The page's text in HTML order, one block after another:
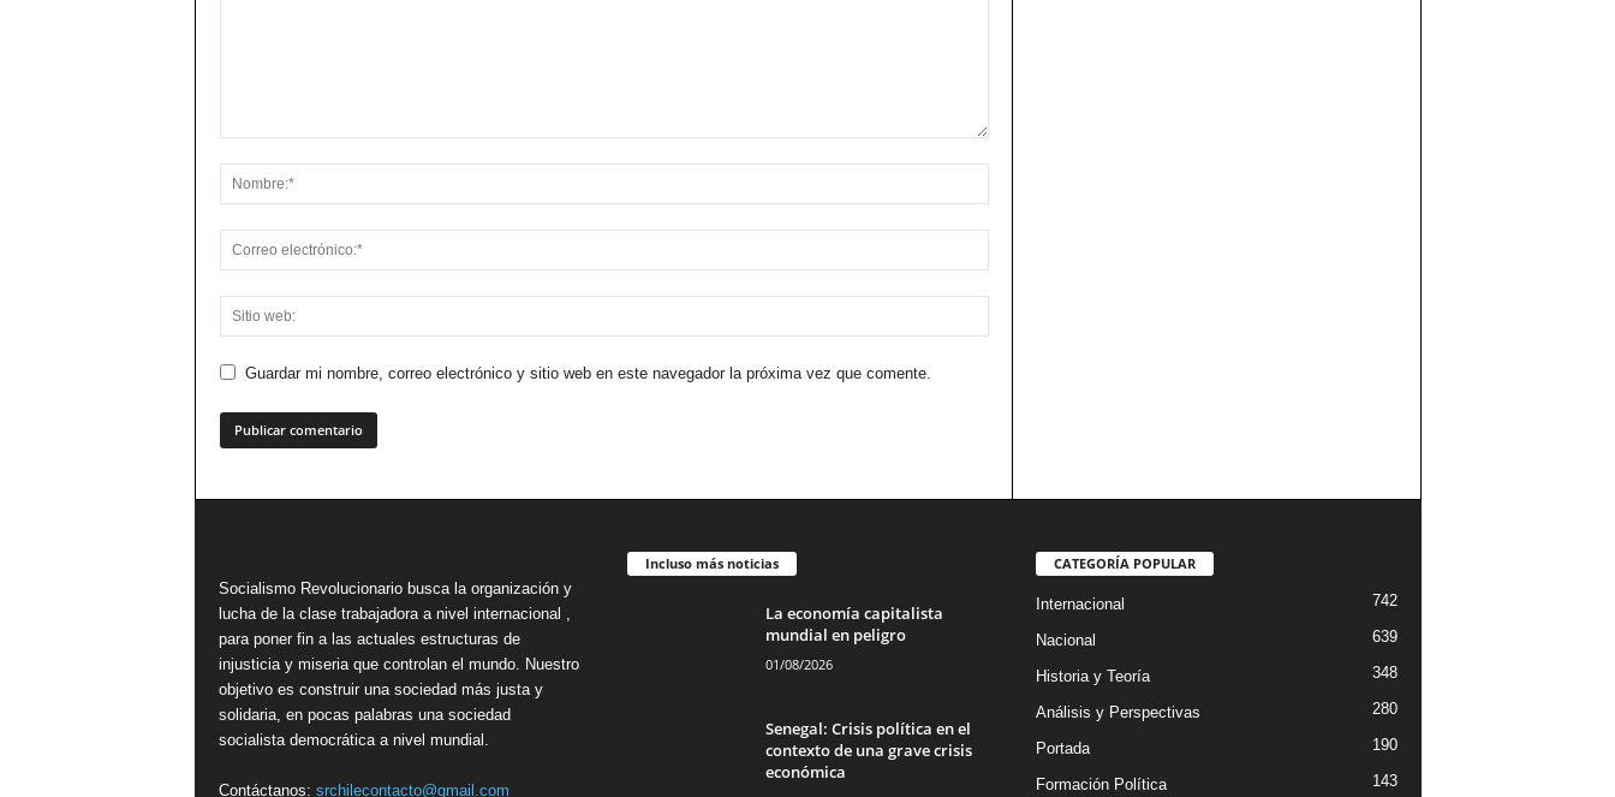
Guardar mi nombre, correo electrónico y sitio web en este navegador la próxima vez que comente.
Socialismo Revolucionario busca la organización y
lucha de la clase trabajadora a nivel internacional ,
para poner fin a las actuales estructuras de
injusticia y miseria que controlan el mundo. Nuestro
objetivo es construir una sociedad más justa y
solidaria, en pocas palabras una sociedad
socialista democrática a nivel mundial.
Contáctanos: srchilecontacto@gmail.com
Incluso más noticias
La economía capitalista
mundial en peligro
01/08/2026
Senegal: Crisis política en el
contexto de una grave crisis
económica
CATEGORÍA POPULAR
Internacional 742
Nacional 639
Historia y Teoría 348
Análisis y Perspectivas 280
Portada 190
Formación Política 143